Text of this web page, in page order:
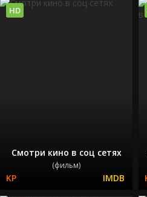
Смотри кино в соц сетях
(фильм)
HD